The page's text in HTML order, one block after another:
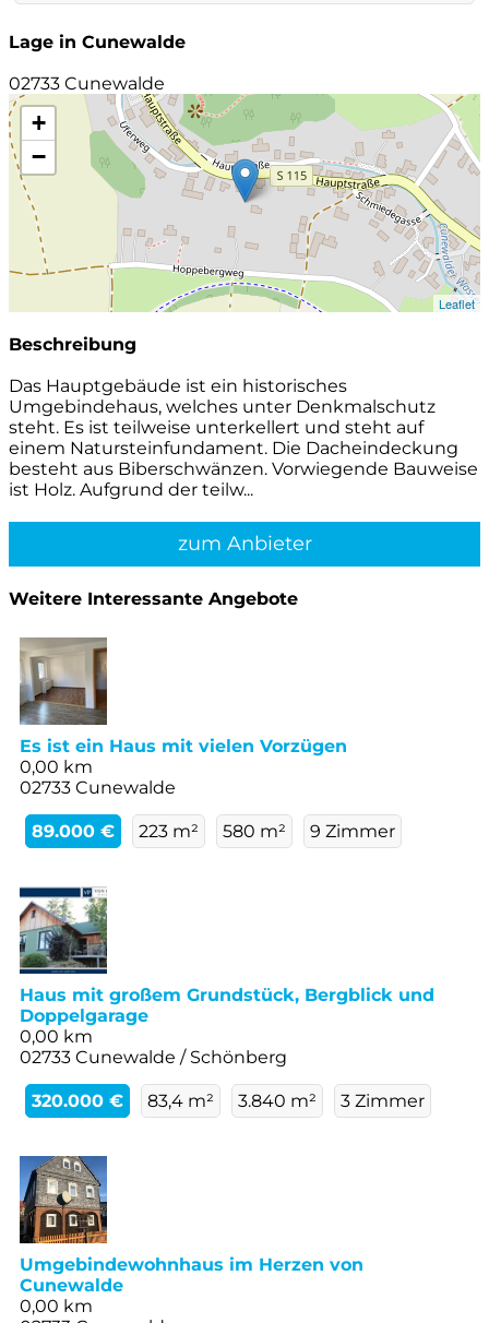
Lage in Cunewalde
02733 Cunewalde
+
−
Leaflet
Beschreibung
Das Hauptgebäude ist ein historisches
Umgebindehaus, welches unter Denkmalschutz
steht. Es ist teilweise unterkellert und steht auf
einem Natursteinfundament. Die Dacheindeckung
besteht aus Biberschwänzen. Vorwiegende Bauweise
ist Holz. Aufgrund der teilw...
zum Anbieter
Weitere Interessante Angebote
Es ist ein Haus mit vielen Vorzügen
0,00 km
02733 Cunewalde
89.000 € 223 m² 580 m² 9 Zimmer
Haus mit großem Grundstück, Bergblick und
Doppelgarage
0,00 km
02733 Cunewalde / Schönberg
320.000 € 83,4 m² 3.840 m² 3 Zimmer
Umgebindewohnhaus im Herzen von
Cunewalde
0,00 km